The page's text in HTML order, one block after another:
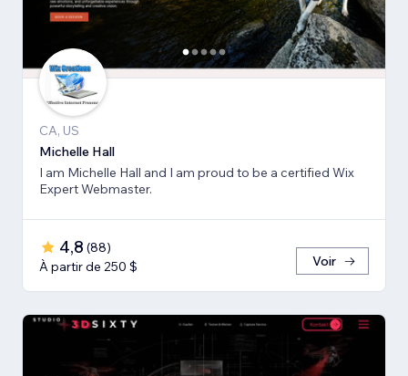
CA, US
Michelle Hall
I am Michelle Hall and I am proud to be a certified Wix
Expert Webmaster.
4,8 (88)
À partir de 250 $
Voir